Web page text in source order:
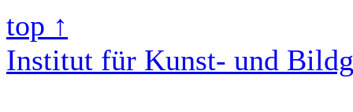
top ↑
Institut für Kunst- und